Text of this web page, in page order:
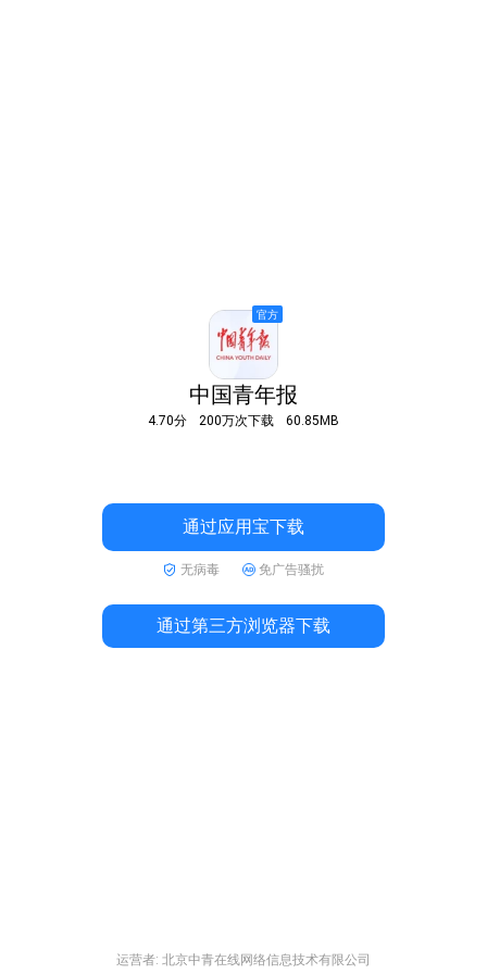
中国青年报
4.70分 200万次下载 60.85MB
通过应用宝下载
无病毒 免广告骚扰
通过第三方浏览器下载
运营者: 北京中青在线网络信息技术有限公司